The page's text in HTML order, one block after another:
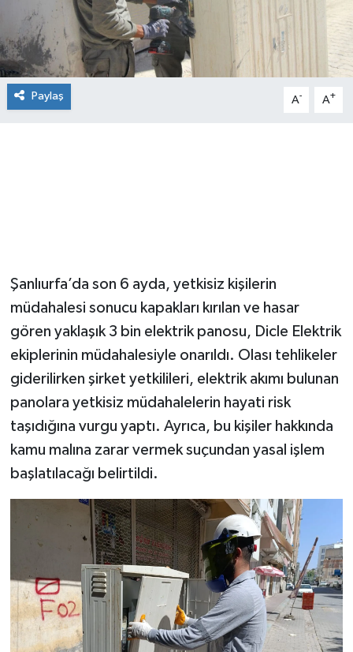
Paylaş A- A+
Şanlıurfa’da son 6 ayda, yetkisiz kişilerin
müdahalesi sonucu kapakları kırılan ve hasar
gören yaklaşık 3 bin elektrik panosu, Dicle Elektrik
ekiplerinin müdahalesiyle onarıldı. Olası tehlikeler
giderilirken şirket yetkilileri, elektrik akımı bulunan
panolara yetkisiz müdahalelerin hayati risk
taşıdığına vurgu yaptı. Ayrıca, bu kişiler hakkında
kamu malına zarar vermek suçundan yasal işlem
başlatılacağı belirtildi.